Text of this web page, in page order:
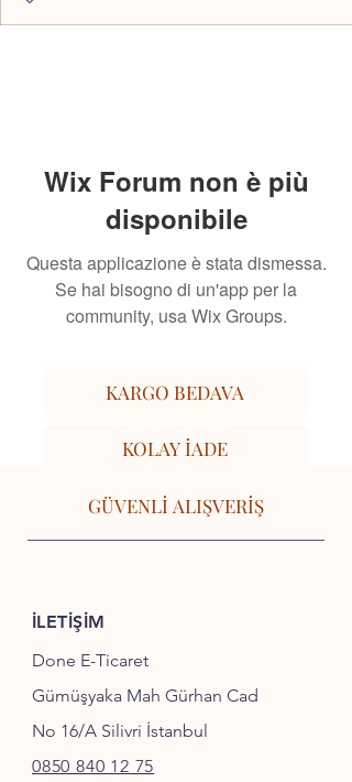
Wix Forum non è più
disponibile
Questa applicazione è stata dismessa.
Se hai bisogno di un'app per la
community, usa Wix Groups.
KARGO BEDAVA
KOLAY İADE
GÜVENLİ ALIŞVERİŞ
İLETİŞİM
Done E-Ticaret
Gümüşyaka Mah Gürhan Cad
No 16/A Silivri İstanbul
0850 840 12 75